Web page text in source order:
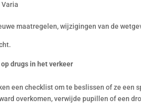
Varia
maatregelen, wijzigingen van de
drugs in het verkeer
een checklist om te beslissen of ze een
overkomen, verwijde pupillen of een